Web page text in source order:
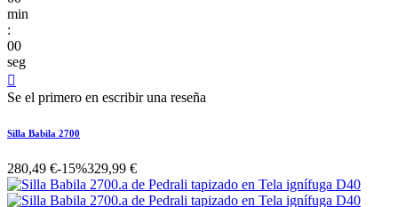
min
:
00
seg

Se el primero en escribir una reseña
Silla Babila 2700
280,49 €-15%329,99 €